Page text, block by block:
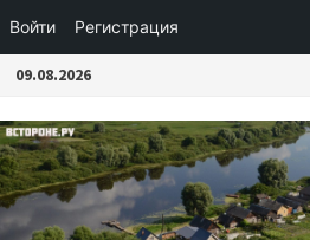
Войти Регистрация
Перейти
содержимому
09.08.2026